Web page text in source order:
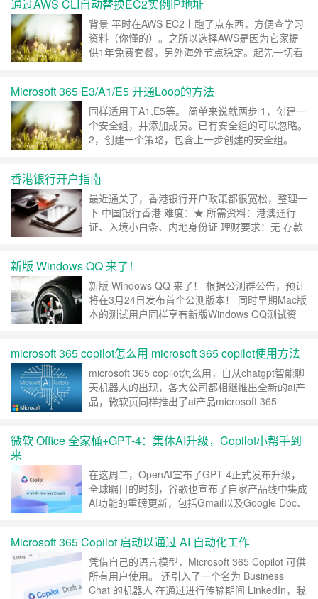
通过AWS CLI自动替换EC2实例IP地址
背景 平时在AWS EC2上跑了点东西，方便查学习
资料（你懂的）。之所以选择AWS是因为它家提
供1年免费套餐，另外海外节点稳定。起先一切看
存有限，一次启用5个不同的端口，发现不好用时
手工切换本机客户端端口呗，5个端口都换完了就
重新绑定个弹性IP，也算个解决办法。 但最
近……继续阅读 »
Microsoft 365 E3/A1/E5 开通Loop的方法
同样适用于A1,E5等。 简单来说就两步 1，创建一
个安全组，并添加成员。已有安全组的可以忽略。
2，创建一个策略，包含上一步创建的安全组。
https://learn.microsoft.com/en-us/microsoft-
365/admin/email/create-edi……继续阅读 »
香港银行开户指南
最近通关了，香港银行开户政策都很宽松，整理一
下 中国银行香港 难度：★ 所需资料：港澳通行
证、入境小白条、内地身份证 理财要求：无 存款
★★ 所需资料：港澳通行证、入境小白条、内地
身份证、地址证明 理财要求：无 存款要求：存款
10000 预约时间：提前在 招商……继续阅读 »
新版 Windows QQ 来了！
新版 Windows QQ 来了！ 根据公测群公告，预计
将在3月24日发布首个公测版本！ 同时早期Mac版
本的测试用户同样享有新版Windows QQ测试资
Windows那陈年老框架了。实话实说，旧版的QQ
真的不太适用于新版的Windows系统，历史迭代
下的陈年垃圾太多。……继续阅读 »
microsoft 365 copilot怎么用 microsoft 365 copilot使用方法
microsoft 365 copilot怎么用，自从chatgpt智能聊
天机器人的出现，各大公司都相继推出全新的ai产
品，微软页同样推出了ai产品microsoft 365
能够更加轻松的建立复杂的电子表格，下面小编会
微软 Office 全家桶+GPT-4：集体AI升级，Copilot小帮手到
来
在这周二，OpenAI宣布了GPT-4正式发布升级，
全球瞩目的时刻，谷歌也宣布了自家产品线中集成
AI功能的重磅更新，包括Gmail以及Google Doc、
让的，在前脚OpenAI刚发完GPT-4，就马不停蹄
召开了一场AI主题的发布会，Off…… 继续阅读 »
Microsoft 365 Copilot 启动以通过 AI 自动化工作
凭借自己的语言模型，Microsoft 365 Copilot 可供
所有用户使用。 还引入了一个名为 Business
Chat 的机器人 在通过进行传输期间 LinkedIn，我